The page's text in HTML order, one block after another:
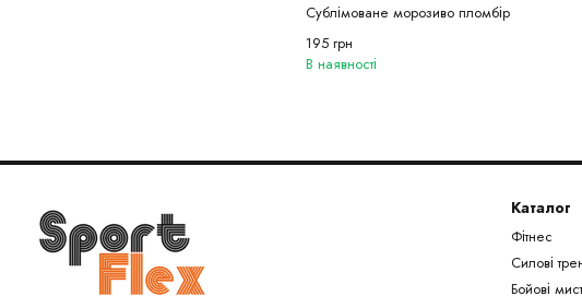
Сублімоване морозиво пломбір
195 грн
В наявності
Каталог
Фітнес
Силові
Бойові